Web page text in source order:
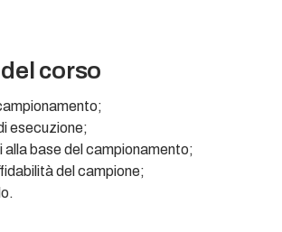
corso
esecuzione;
base del campionamento;
del campione;